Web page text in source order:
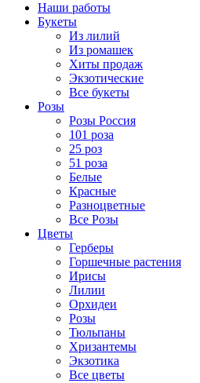
Наши работы
Букеты
Из лилий
Из ромашек
Хиты продаж
Экзотические
Все букеты
Розы
Розы Россия
101 роза
25 роз
51 роза
Белые
Красные
Разноцветные
Все Розы
Цветы
Герберы
Горшечные растения
Ирисы
Лилии
Орхидеи
Розы
Тюльпаны
Хризантемы
Экзотика
Все цветы